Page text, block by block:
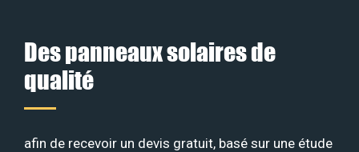
Des panneaux solaires de
qualité
afin de recevoir un devis gratuit, basé sur une étude